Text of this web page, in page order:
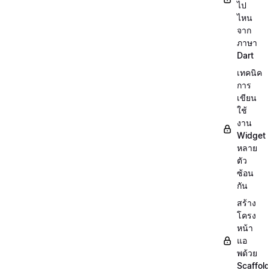
ไป
ไหน
จาก
ภาษา
Dart
เทคนิค
การ
เขียน
ใช้
งาน
Widget
หลาย
ตัว
ซ้อน
กัน
สร้าง
โครง
หน้า
แอ
พด้วย